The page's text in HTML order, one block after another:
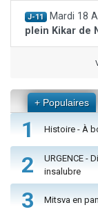
J-11 Mardi 18
plein Kikar de
+ Populaires
1 Histoire - À
2
URGENCE -
insalubre
3 Mitsva en